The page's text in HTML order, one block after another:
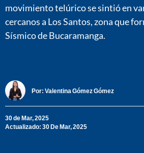
movimiento telúrico se sintió en
cercanos a Los Santos, zona que
Sísmico de Bucaramanga.
Por: Valentina Gómez Gómez
30 de Mar, 2025
Actualizado: 30 De Mar, 2025